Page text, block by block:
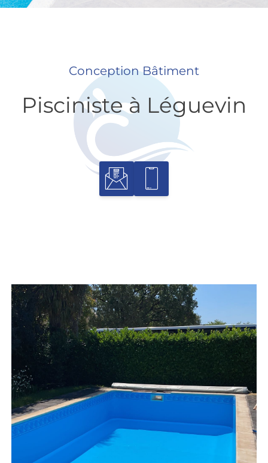
Conception Bâtiment
Pisciniste à Léguevin